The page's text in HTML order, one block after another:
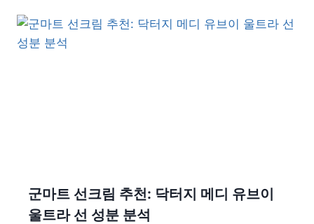
군마트 선크림 추천: 닥터지 메디 유브이
울트라 선 성분 분석